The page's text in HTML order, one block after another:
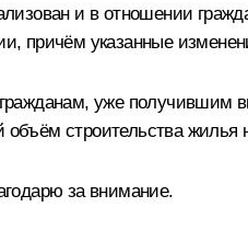
и в отношении
причём указанные
уже получившим
строительства жилья
за внимание.